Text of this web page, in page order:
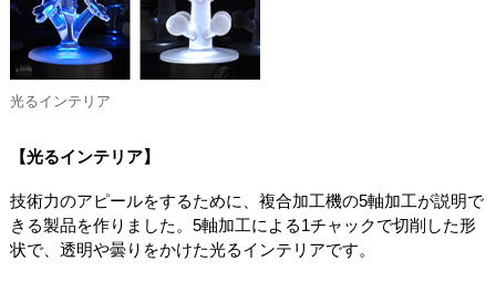
光るインテリア
【光るインテリア】
技術力のアピールをするために、複合加工機の5軸加工が説明で
きる製品を作りました。5軸加工による1チャックで切削した形
状で、透明や曇りをかけた光るインテリアです。